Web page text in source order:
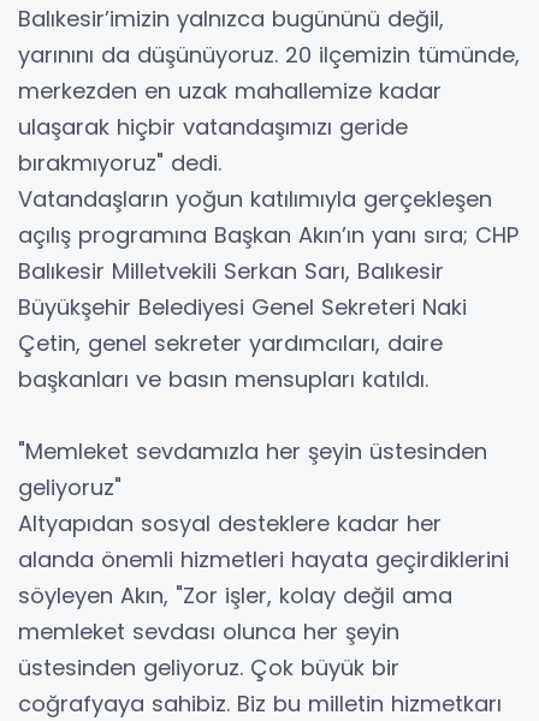
Balıkesir’imizin yalnızca bugününü değil,
yarınını da düşünüyoruz. 20 ilçemizin tümünde,
merkezden en uzak mahallemize kadar
ulaşarak hiçbir vatandaşımızı geride
bırakmıyoruz" dedi.
Vatandaşların yoğun katılımıyla gerçekleşen
açılış programına Başkan Akın’ın yanı sıra; CHP
Balıkesir Milletvekili Serkan Sarı, Balıkesir
Büyükşehir Belediyesi Genel Sekreteri Naki
Çetin, genel sekreter yardımcıları, daire
başkanları ve basın mensupları katıldı.
"Memleket sevdamızla her şeyin üstesinden
geliyoruz"
Altyapıdan sosyal desteklere kadar her
alanda önemli hizmetleri hayata geçirdiklerini
söyleyen Akın, "Zor işler, kolay değil ama
memleket sevdası olunca her şeyin
üstesinden geliyoruz. Çok büyük bir
coğrafyaya sahibiz. Biz bu milletin hizmetkarı